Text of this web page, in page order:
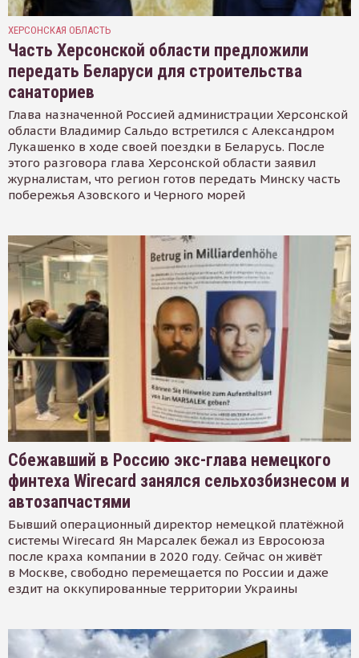
ХЕРСОНСКАЯ ОБЛАСТЬ
Часть Херсонской области предложили
передать Беларуси для строительства
санаториев
Глава назначенной Россией администрации Херсонской
области Владимир Сальдо встретился с Александром
Лукашенко в ходе своей поездки в Беларусь. После
этого разговора глава Херсонской области заявил
журналистам, что регион готов передать Минску часть
побережья Азовского и Черного морей
Сбежавший в Россию экс-глава немецкого
финтеха Wirecard занялся сельхозбизнесом и
автозапчастями
Бывший операционный директор немецкой платёжной
системы Wirecard Ян Марсалек бежал из Евросоюза
после краха компании в 2020 году. Сейчас он живёт
в Москве, свободно перемещается по России и даже
ездит на оккупированные территории Украины